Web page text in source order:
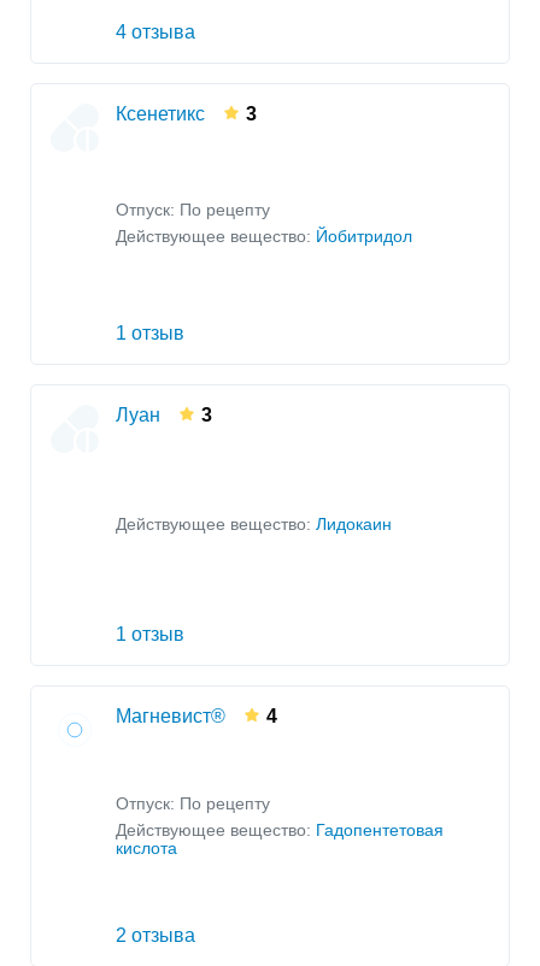
4 отзыва
Ксенетикс 3
Отпуск: По рецепту
Действующее вещество: Йобитридол
1 отзыв
Луан 3
Действующее вещество: Лидокаин
1 отзыв
Магневист® 4
Отпуск: По рецепту
Действующее вещество: Гадопентетовая
кислота
2 отзыва